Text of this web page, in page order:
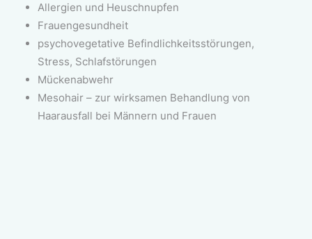
Allergien und Heuschnupfen
Frauengesundheit
psychovegetative Befindlichkeitsstörungen,
Stress, Schlafstörungen
Mückenabwehr
Mesohair – zur wirksamen Behandlung von
Haarausfall bei Männern und Frauen